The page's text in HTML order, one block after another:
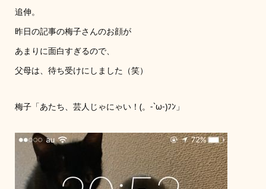
追伸。
昨日の記事の梅子さんのお顔が
あまりに面白すぎるので、
父母は、待ち受けにしました（笑）
梅子「あたち、芸人じゃにゃい！(。-`ω-)ﾌﾝ」